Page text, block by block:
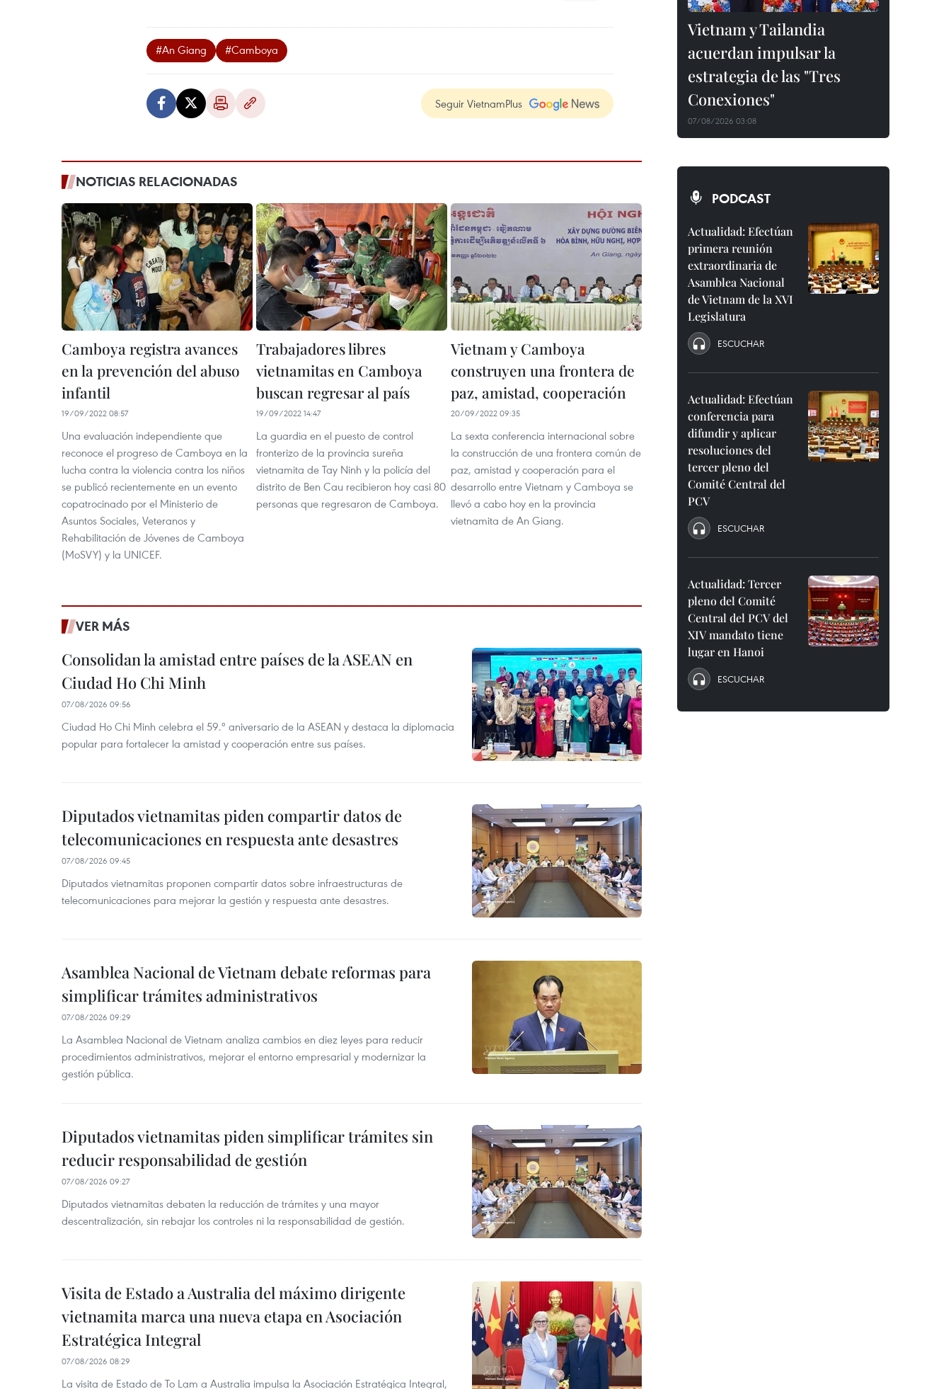
#An Giang #Camboya
Seguir VietnamPlus
NOTICIAS RELACIONADAS
Camboya registra avances
en la prevención del abuso
infantil
19/09/2022 08:57
Una evaluación independiente que
reconoce el progreso de Camboya en la
lucha contra la violencia contra los niños
se publicó recientemente en un evento
copatrocinado por el Ministerio de
Asuntos Sociales, Veteranos y
Rehabilitación de Jóvenes de Camboya
(MoSVY) y la UNICEF.
Trabajadores libres
vietnamitas en Camboya
buscan regresar al país
19/09/2022 14:47
La guardia en el puesto de control
fronterizo de la provincia sureña
vietnamita de Tay Ninh y la policía del
distrito de Ben Cau recibieron hoy casi 80
personas que regresaron de Camboya.
Vietnam y Camboya
construyen una frontera de
paz, amistad, cooperación
20/09/2022 09:35
La sexta conferencia internacional sobre
la construcción de una frontera común de
paz, amistad y cooperación para el
desarrollo entre Vietnam y Camboya se
llevó a cabo hoy en la provincia
vietnamita de An Giang.
VER MÁS
Consolidan la amistad entre países de la ASEAN en
Ciudad Ho Chi Minh
07/08/2026 09:56
Ciudad Ho Chi Minh celebra el 59.º aniversario de la ASEAN y destaca la diplomacia
popular para fortalecer la amistad y cooperación entre sus países.
Diputados vietnamitas piden compartir datos de
telecomunicaciones en respuesta ante desastres
07/08/2026 09:45
Diputados vietnamitas proponen compartir datos sobre infraestructuras de
telecomunicaciones para mejorar la gestión y respuesta ante desastres.
Asamblea Nacional de Vietnam debate reformas para
simplificar trámites administrativos
07/08/2026 09:29
La Asamblea Nacional de Vietnam analiza cambios en diez leyes para reducir
procedimientos administrativos, mejorar el entorno empresarial y modernizar la
gestión pública.
Diputados vietnamitas piden simplificar trámites sin
reducir responsabilidad de gestión
07/08/2026 09:27
Diputados vietnamitas debaten la reducción de trámites y una mayor
descentralización, sin rebajar los controles ni la responsabilidad de gestión.
Visita de Estado a Australia del máximo dirigente
vietnamita marca una nueva etapa en Asociación
Estratégica Integral
07/08/2026 08:29
La visita de Estado de To Lam a Australia impulsa la Asociación Estratégica Integral,
Vietnam y Tailandia
acuerdan impulsar la
estrategia de las "Tres
Conexiones"
07/08/2026 03:08
PODCAST
Actualidad: Efectúan
primera reunión
extraordinaria de
Asamblea Nacional
de Vietnam de la XVI
Legislatura
ESCUCHAR
Actualidad: Efectúan
conferencia para
difundir y aplicar
resoluciones del
tercer pleno del
Comité Central del
PCV
ESCUCHAR
Actualidad: Tercer
pleno del Comité
Central del PCV del
XIV mandato tiene
lugar en Hanoi
ESCUCHAR